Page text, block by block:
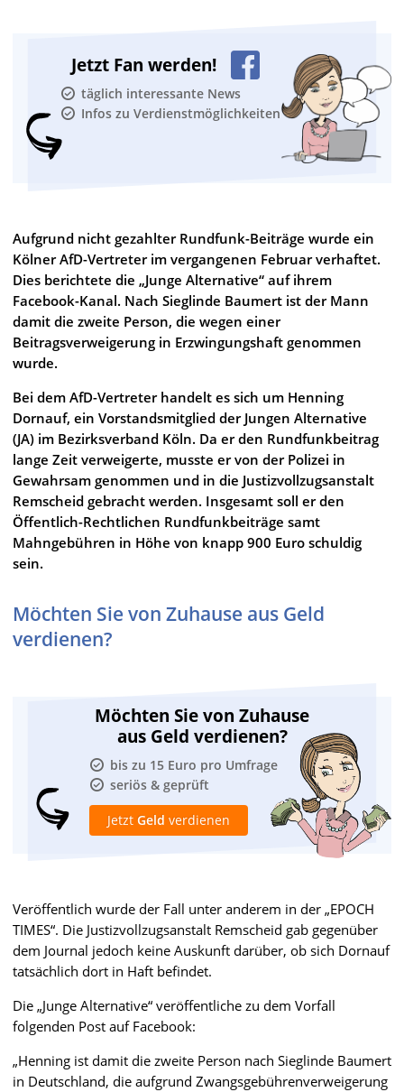
Jetzt Fan werden!
täglich interessante News
Infos zu Verdienstmöglichkeiten
Aufgrund nicht gezahlter Rundfunk-Beiträge wurde ein
Kölner AfD-Vertreter im vergangenen Februar verhaftet.
Dies berichtete die „Junge Alternative“ auf ihrem
Facebook-Kanal. Nach Sieglinde Baumert ist der Mann
damit die zweite Person, die wegen einer
Beitragsverweigerung in Erzwingungshaft genommen
wurde.
Bei dem AfD-Vertreter handelt es sich um Henning
Dornauf, ein Vorstandsmitglied der Jungen Alternative
(JA) im Bezirksverband Köln. Da er den Rundfunkbeitrag
lange Zeit verweigerte, musste er von der Polizei in
Gewahrsam genommen und in die Justizvollzugsanstalt
Remscheid gebracht werden. Insgesamt soll er den
Öffentlich-Rechtlichen Rundfunkbeiträge samt
Mahngebühren in Höhe von knapp 900 Euro schuldig
sein.
Möchten Sie von Zuhause aus Geld
verdienen?
Möchten Sie von Zuhause
aus Geld verdienen?
bis zu 15 Euro pro Umfrage
seriös & geprüft
Jetzt Geld verdienen
Veröffentlich wurde der Fall unter anderem in der „EPOCH
TIMES“. Die Justizvollzugsanstalt Remscheid gab gegenüber
dem Journal jedoch keine Auskunft darüber, ob sich Dornauf
tatsächlich dort in Haft befindet.
Die „Junge Alternative“ veröffentliche zu dem Vorfall
folgenden Post auf Facebook:
„Henning ist damit die zweite Person nach Sieglinde Baumert
in Deutschland, die aufgrund Zwangsgebührenverweigerung